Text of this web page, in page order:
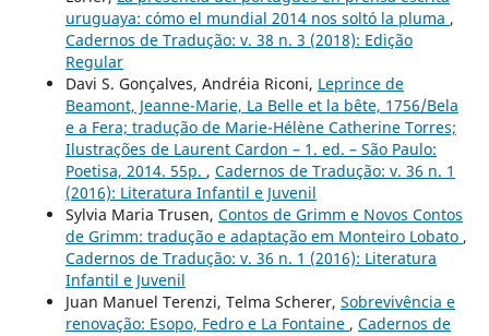
uruguaya: cómo el mundial 2014 nos soltó la pluma ,
Cadernos de Tradução: v. 38 n. 3 (2018): Edição
Regular
Davi S. Gonçalves, Andréia Riconi, Leprince de
Beamont, Jeanne-Marie, La Belle et la bête, 1756/Bela
e a Fera; tradução de Marie-Hélène Catherine Torres;
Ilustrações de Laurent Cardon – 1. ed. – São Paulo:
Poetisa, 2014. 55p. , Cadernos de Tradução: v. 36 n. 1
(2016): Literatura Infantil e Juvenil
Sylvia Maria Trusen, Contos de Grimm e Novos Contos
de Grimm: tradução e adaptação em Monteiro Lobato ,
Cadernos de Tradução: v. 36 n. 1 (2016): Literatura
Infantil e Juvenil
Juan Manuel Terenzi, Telma Scherer, Sobrevivência e
renovação: Esopo, Fedro e La Fontaine , Cadernos de